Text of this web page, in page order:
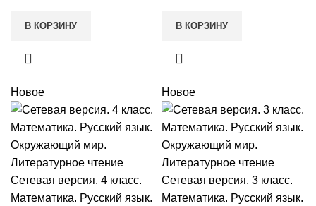
В КОРЗИНУ В КОРЗИНУ
Новое Новое